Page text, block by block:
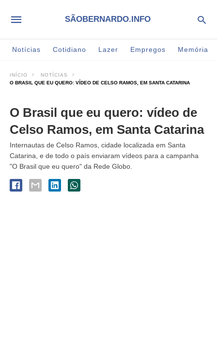
SÃOBERNARDO.INFO
Notícias Cotidiano Lazer Empregos Memória
INÍCIO
NOTÍCIAS
O BRASIL QUE EU QUERO: VÍDEO DE CELSO RAMOS, EM SANTA CATARINA
O Brasil que eu quero: vídeo de
Celso Ramos, em Santa Catarina
Internautas de Celso Ramos, cidade localizada em Santa
Catarina, e de todo o país enviaram vídeos para a campanha
"O Brasil que eu quero" da Rede Globo.